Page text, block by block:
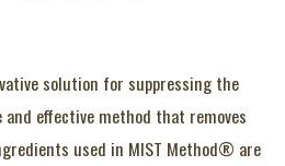
solution for suppressing the
effective method that removes
used in MIST Method® are